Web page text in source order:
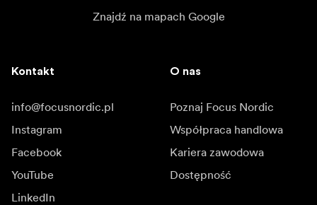
Znajdź na mapach Google
Kontakt
info@focusnordic.pl
Instagram
Facebook
YouTube
LinkedIn
O nas
Poznaj Focus Nordic
Współpraca handlowa
Kariera zawodowa
Dostępność